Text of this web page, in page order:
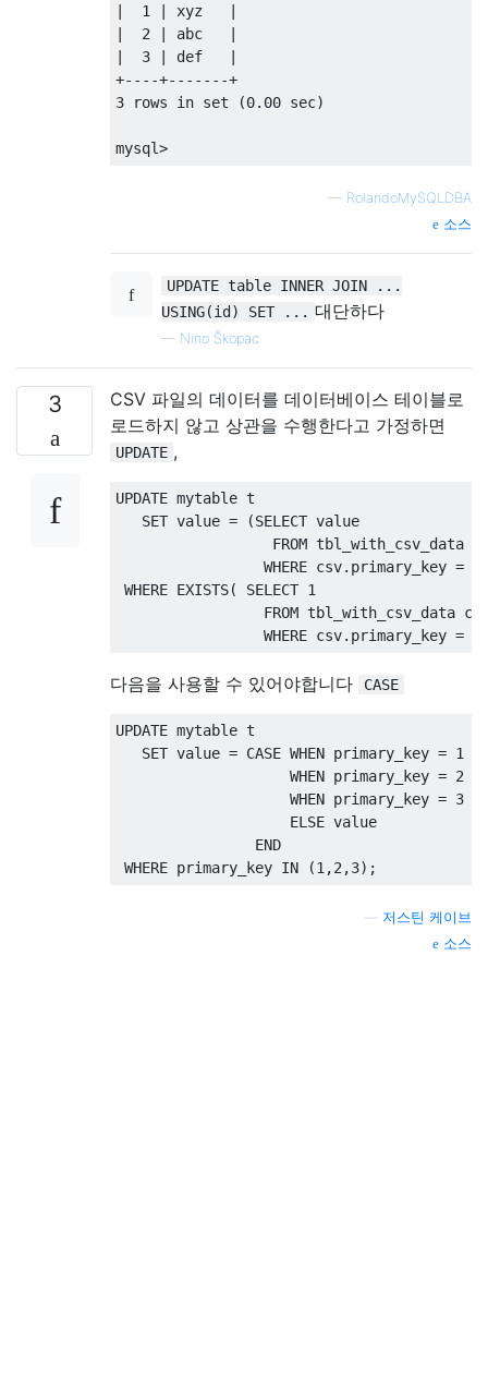
1 xyz
2 abc
3 def
+----+-------+
3
rows in set (0.00 sec)
mysql>
— RolandoMySQLDBA
소스
UPDATE table INNER JOIN ...
USING(id) SET ... 대단하다
— Nino Škopac
3
CSV 파일의 데이터를 데이터베이스 테이블로
로드하지 않고 상관을 수행한다고 가정하면
UPDATE ,
UPDATE mytable t
SET value = (SELECT value
FROM tbl_with_csv_data
WHERE csv. primary_key =
WHERE EXISTS( SELECT 1
FROM tbl_with_csv_data
WHERE csv. primary_key =
다음을 사용할 수 있어야합니다 CASE
UPDATE mytable t
SET value = CASE WHEN primary_key = 1
WHEN primary_key = 2
WHEN primary_key = 3
ELSE value
END
WHERE primary_key IN (1 ,2 ,3);
저스틴 케이브
소스